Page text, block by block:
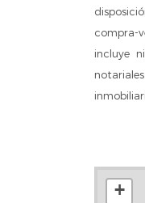
compra-
incluye
+